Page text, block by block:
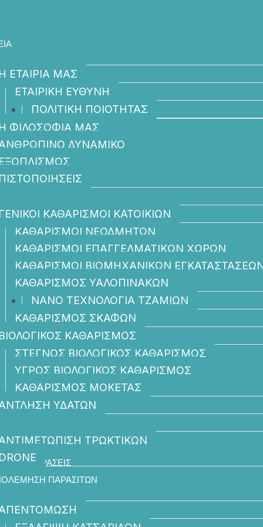
Η ΕΤΑΙΡΙΑ ΜΑΣ
ΕΤΑΙΡΙΚΗ ΕΥΘΥΝΗ
ΠΟΛΙΤΙΚΗ ΠΟΙΟΤΗΤΑΣ
Η ΦΙΛΟΣΟΦΙΑ ΜΑΣ
ΔΥΝΑΜΙΚΟ
ΕΞΟΠΛΙΣΜΟΣ
ΠΙΣΤΟΠΟΙΗΣΕΙΣ
ΚΑΘΑΡΙΣΜΟΥ
ΓΕΝΙΚΟΙ ΚΑΘΑΡΙΣΜΟΙ ΚΑΤΟΙΚΙΩΝ
ΚΑΘΑΡΙΣΜΟΙ ΝΕΟΔΜΗΤΩΝ
ΚΑΘΑΡΙΣΜΟΙ ΕΠΑΓΓΕΛΜΑΤΙΚΩΝ ΧΩΡΩΝ
ΚΑΘΑΡΙΣΜΟΙ ΒΙΟΜΗΧΑΝΙΚΩΝ
ΚΑΘΑΡΙΣΜΟΣ ΥΑΛΟΠΙΝΑΚΩΝ
ΝΑΝΟ ΤΕΧΝΟΛΟΓΙΑ ΤΖΑΜΙΩΝ
ΚΑΘΑΡΙΣΜΟΣ ΣΚΑΦΩΝ
ΒΙΟΛΟΓΙΚΟΣ ΚΑΘΑΡΙΣΜΟΣ
ΣΤΕΓΝΟΣ ΒΙΟΛΟΓΙΚΟΣ ΚΑΘΑΡΙΣΜΟΣ
ΥΓΡΟΣ ΒΙΟΛΟΓΙΚΟΣ ΚΑΘΑΡΙΣΜΟΣ
ΚΑΘΑΡΙΣΜΟΣ ΜΟΚΕΤΑΣ
ΥΔΑΤΩΝ​
ΤΡΩΚΤΙΚΩΝ
DRONEΔΡΑΣΕΙΣ
ΠΑΡΑΣΙΤΩΝ